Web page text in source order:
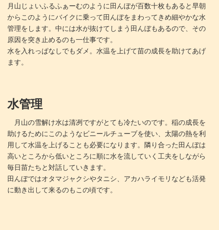
月山じょいふるふぁーむのように田んぼが百数十枚もあると早朝
からこのようにバイクに乗って田んぼをまわってきめ細やかな水
管理をします。中には水が抜けてしまう田んぼもあるので、その
原因を突き止めるのも一仕事です。
水を入れっぱなしでもダメ。水温を上げて苗の成長を助けてあげ
ます。
水管理
月山の雪解け水は清冽ですがとても冷たいのです。稲の成長を
助けるためにこのようなビニールチューブを使い、太陽の熱を利
用して水温を上げることも必要になります。隣り合った田んぼは
高いところから低いところに順に水を流していく工夫をしながら
毎日苗たちと対話していきます。
田んぼではオタマジャクシやタニシ、アカハライモリなども活発
に動き出して来るのもこの頃です。